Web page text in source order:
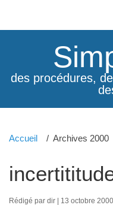
des procédures,
Accueil Archives 2000
Rédigé par dir 13 octobre 2000